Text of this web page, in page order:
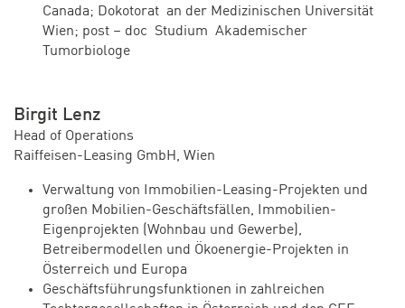
Canada; Dokotorat an der Medizinischen Universität
Wien; post – doc Studium Akademischer
Tumorbiologe
Birgit Lenz
Head of Operations
Raiffeisen-Leasing GmbH, Wien
Verwaltung von Immobilien-Leasing-Projekten und
großen Mobilien-Geschäftsfällen, Immobilien-
Eigenprojekten (Wohnbau und Gewerbe),
Betreibermodellen und Ökoenergie-Projekten in
Österreich und Europa
Geschäftsführungsfunktionen in zahlreichen